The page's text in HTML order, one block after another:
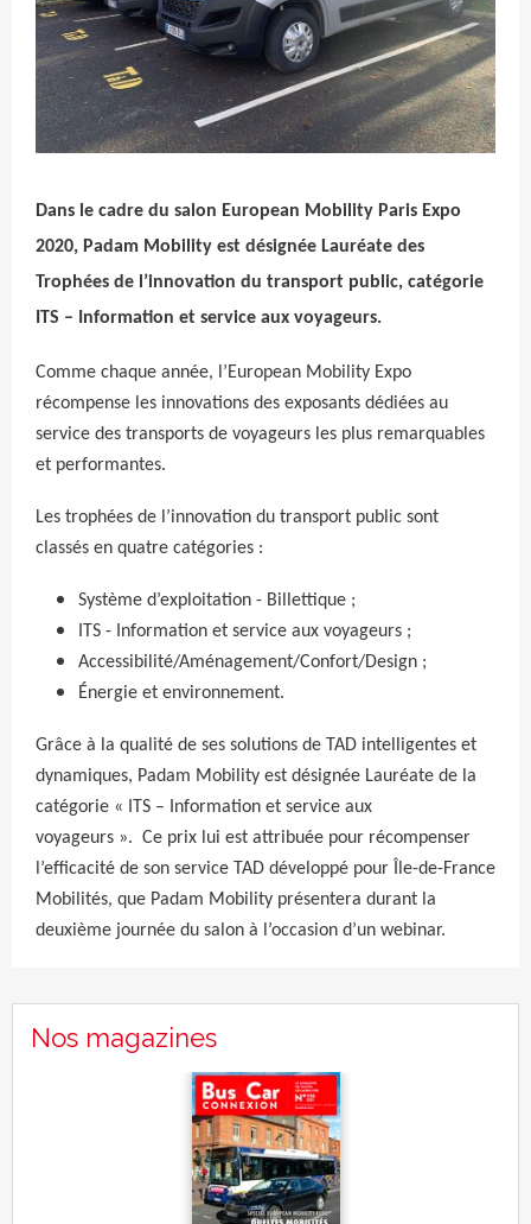
Crédit photo
Dans le cadre du salon European Mobility Paris Expo
2020, Padam Mobility est désignée Lauréate des
Trophées de l’innovation du transport public, catégorie
ITS – Information et service aux voyageurs.
Comme chaque année, l’European Mobility Expo
récompense les innovations des exposants dédiées au
service des transports de voyageurs les plus remarquables
et performantes.
Les trophées de l’innovation du transport public sont
classés en quatre catégories :
Système d’exploitation - Billettique ;
ITS - Information et service aux voyageurs ;
Accessibilité/Aménagement/Confort/Design ;
Énergie et environnement.
Grâce à la qualité de ses solutions de TAD intelligentes et
dynamiques, Padam Mobility est désignée Lauréate de la
catégorie « ITS – Information et service aux
voyageurs ». Ce prix lui est attribuée pour récompenser
l’efficacité de son service TAD développé pour Île-de-France
Mobilités, que Padam Mobility présentera durant la
deuxième journée du salon à l’occasion d’un webinar.
Nos magazines